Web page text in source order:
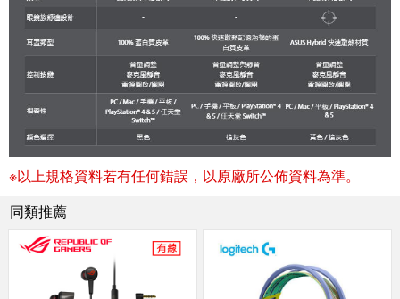
※以上規格資料若有任何錯誤，以原廠所公佈資料為準。
同類推薦